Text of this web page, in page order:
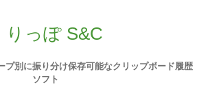
りっぽ S&C
プ別に振り分け保存可能なクリップボード履歴
ソフト